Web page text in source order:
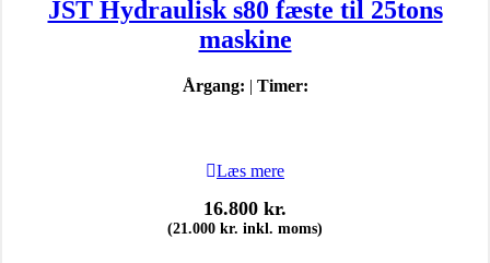
JST Hydraulisk s80 fæste til 25tons
maskine
Årgang: | Timer:
Læs mere
16.800 kr.
(21.000 kr. inkl. moms)